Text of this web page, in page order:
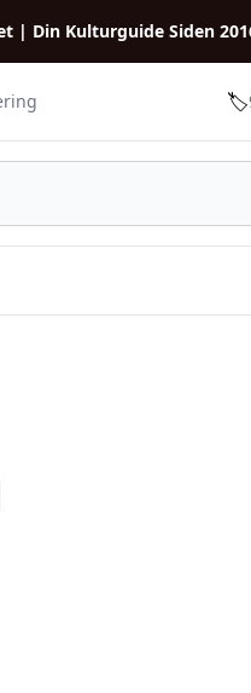
| Din Kulturguide Siden
🏷️